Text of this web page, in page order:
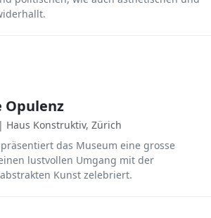
Opulenz
Haus Konstruktiv, Zürich
das Museum eine grosse
lustvollen Umgang mit der
Kunst zelebriert.